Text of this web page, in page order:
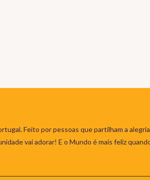
Feito por pessoas que partilham a
vai adorar! E o Mundo é mais feliz